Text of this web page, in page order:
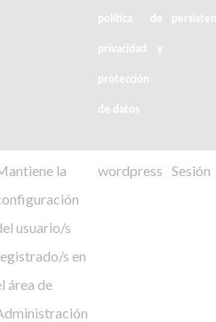
política de
privacidad y
protección
de datos
la
usuario/s
s en
área de
wordpress Sesión